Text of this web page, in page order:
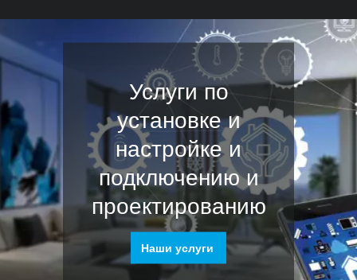
Услуги по
установке и
настройке и
подключению и
проектированию
Наши услуги